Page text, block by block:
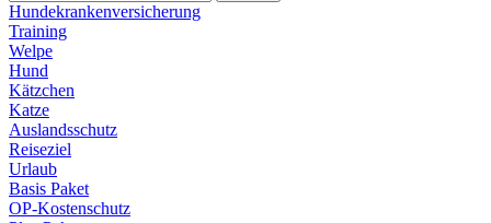
Hundekrankenversicherung
Training
Welpe
Hund
Kätzchen
Katze
Auslandsschutz
Reiseziel
Urlaub
Basis Paket
OP-Kostenschutz